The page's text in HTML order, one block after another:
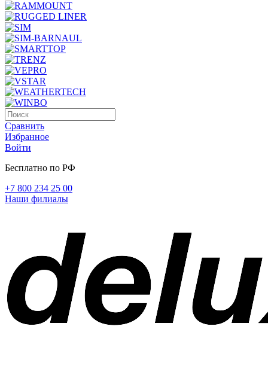
Сравнить
Избранное
Войти
Бесплатно по РФ
+7 800 234 25 00
Наши филиалы